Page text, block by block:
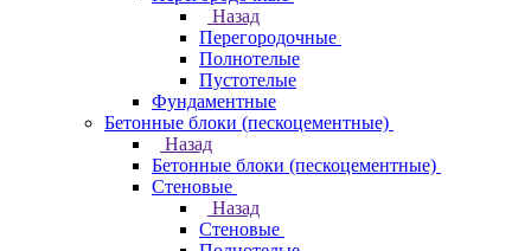
Назад
Перегородочные
Полнотелые
Пустотелые
Фундаментные
Бетонные блоки (пескоцементные)
Назад
Бетонные блоки (пескоцементные)
Стеновые
Назад
Стеновые